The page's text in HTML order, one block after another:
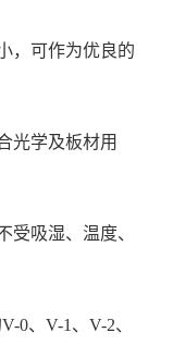
，可作为优良的
光学及板材用
受吸湿、温度、
0、V-1、V-2、